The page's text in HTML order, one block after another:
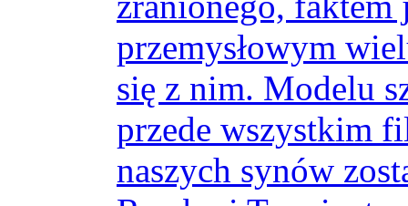
przemysłowym
się z nim. Modelu
przede wszystkim
naszych synów